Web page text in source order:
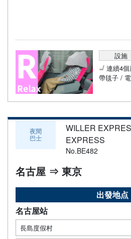
設施
連續4個
帶毯子 /
夜間
巴士
WILLER
EXPRESS
No.BE482
名古屋 ⇒ 東京
出發地点
名古屋站
長島度假村